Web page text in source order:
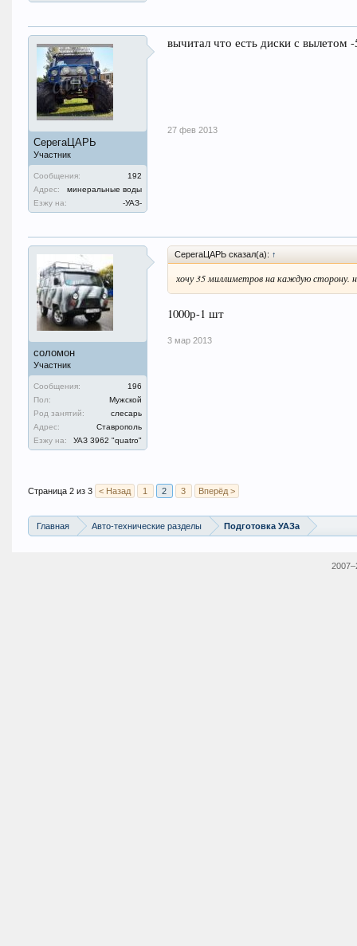
СерегаЦАРЬ
Участник
Сообщения:
192
Адрес:
минеральные воды
Езжу на:
-УАЗ-
вычитал что есть диски с вылетом
27 фев 2013
соломон
Участник
Сообщения:
196
Пол:
Мужской
Род занятий:
слесарь
Адрес:
Ставрополь
Езжу на:
УАЗ 3962 "quatro"
СерегаЦАРЬ сказал(а): ↑
хочу 35 миллиметров на каждую сторону.
1000р-1 шт
3 мар 2013
Страница 2 из 3 < Назад 1 2 3 Вперёд >
Главная Авто-технические разделы Подготовка УАЗа
2007–